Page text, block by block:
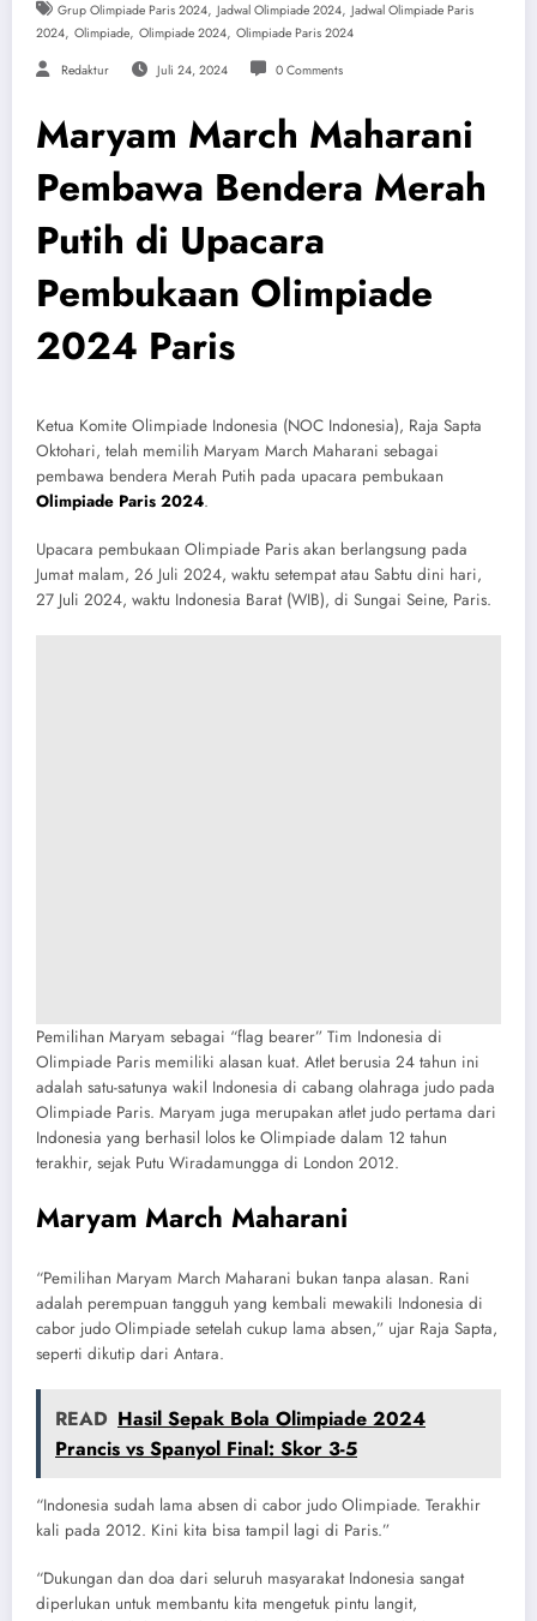
Grup Olimpiade Paris 2024, Jadwal Olimpiade 2024, Jadwal Olimpiade Paris
2024, Olimpiade, Olimpiade 2024, Olimpiade Paris 2024
Redaktur Juli 24, 2024 0 Comments
Maryam March Maharani
Pembawa Bendera Merah
Putih di Upacara
Pembukaan Olimpiade
2024 Paris
Ketua Komite Olimpiade Indonesia (NOC Indonesia), Raja Sapta
Oktohari, telah memilih Maryam March Maharani sebagai
pembawa bendera Merah Putih pada upacara pembukaan
Olimpiade Paris 2024.
Upacara pembukaan Olimpiade Paris akan berlangsung pada
Jumat malam, 26 Juli 2024, waktu setempat atau Sabtu dini hari,
27 Juli 2024, waktu Indonesia Barat (WIB), di Sungai Seine, Paris.
Pemilihan Maryam sebagai “flag bearer” Tim Indonesia di
Olimpiade Paris memiliki alasan kuat. Atlet berusia 24 tahun ini
adalah satu-satunya wakil Indonesia di cabang olahraga judo pada
Olimpiade Paris. Maryam juga merupakan atlet judo pertama dari
Indonesia yang berhasil lolos ke Olimpiade dalam 12 tahun
terakhir, sejak Putu Wiradamungga di London 2012.
Maryam March Maharani
“Pemilihan Maryam March Maharani bukan tanpa alasan. Rani
adalah perempuan tangguh yang kembali mewakili Indonesia di
cabor judo Olimpiade setelah cukup lama absen,” ujar Raja Sapta,
seperti dikutip dari Antara.
READ Hasil Sepak Bola Olimpiade 2024
Prancis vs Spanyol Final: Skor 3-5
“Indonesia sudah lama absen di cabor judo Olimpiade. Terakhir
kali pada 2012. Kini kita bisa tampil lagi di Paris.”
“Dukungan dan doa dari seluruh masyarakat Indonesia sangat
diperlukan untuk membantu kita mengetuk pintu langit,